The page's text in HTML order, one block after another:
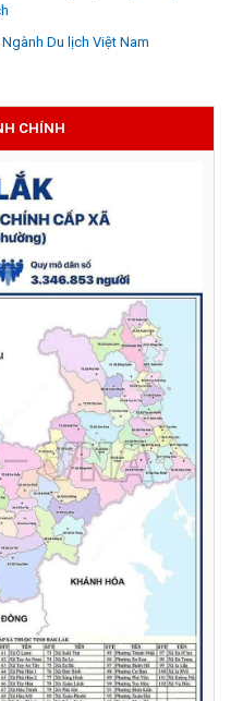
Du lịch Việt Nam
CHÍNH